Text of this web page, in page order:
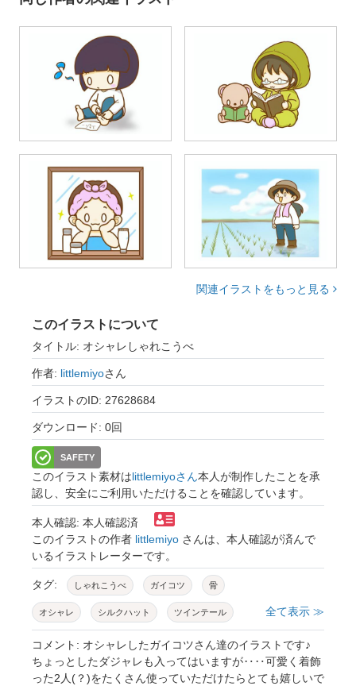
関連イラストをもっと見る
このイラストについて
タイトル: オシャレしゃれこうべ
作者: littlemiyoさん
イラストのID: 27628684
ダウンロード: 0回
SAFETY
このイラスト素材はlittlemiyoさん本人が制作したことを承
認し、安全にご利用いただけることを確認しています。
本人確認: 本人確認済
このイラストの作者 littlemiyo さんは、本人確認が済んで
いるイラストレーターです。
タグ: しゃれこうべ ガイコツ 骨
オシャレ シルクハット ツインテール
リボン カップル ダジャレ 可愛い
イラスト
全て表示 ≫
コメント: オシャレしたガイコツさん達のイラストです♪
ちょっとしたダジャレも入ってはいますが‥‥可愛く着飾
った2人(？)をたくさん使っていただけたらとても嬉しいで